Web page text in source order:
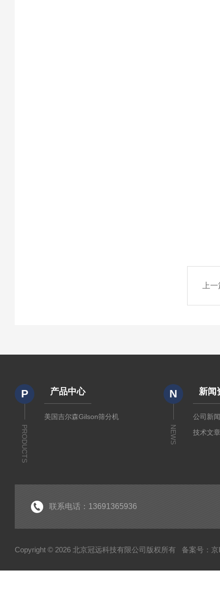
上
P
PRODUCTS
产品中心
美国吉尔森Gilson筛分机
N
NEWS
新闻
公司新
技术文
联系电话：13691365936
Copyright © 2026 北京冠远科技有限公司版权所有 备案号：